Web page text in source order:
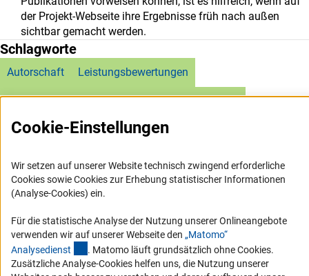
der Projekt-Webseite ihre Ergebnisse früh nach außen
sichtbar gemacht werden.
Schlagworte
Autorschaft Leistungsbewertungen
Wissenschaftler*innen in frühen Karrierephasen
Service
Barrierefreiheit
Cookie-Einstellungen
Wir setzen auf unserer Website technisch zwingend erforderliche
Cookies sowie Cookies zur Erhebung statistischer Informationen
(Analyse-Cookies) ein.
Für die statistische Analyse der Nutzung unserer Onlineangebote
verwenden wir auf unserer Webseite den „Matomo“
Analysedienst (externer Link)
. Matomo läuft grundsätzlich ohne Cookies.
Zusätzliche Analyse-Cookies helfen uns, die Nutzung unserer